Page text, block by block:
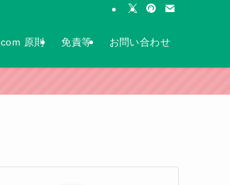
原則 免責等 お問い合わせ